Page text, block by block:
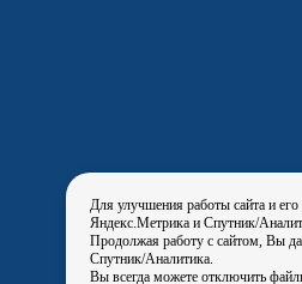
Для улучшения работы сайта и
Яндекс.Метрика и Спутник/
Продолжая работу с сайтом, Вы
Спутник/Аналитика.
Вы всегда можете отключить